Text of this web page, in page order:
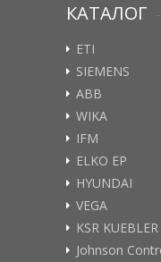
КАТАЛОГ
ETI
SIEMENS
ABB
WIKA
IFM
ELKO EP
HYUNDAI
VEGA
KSR KUEBLER
Johnson